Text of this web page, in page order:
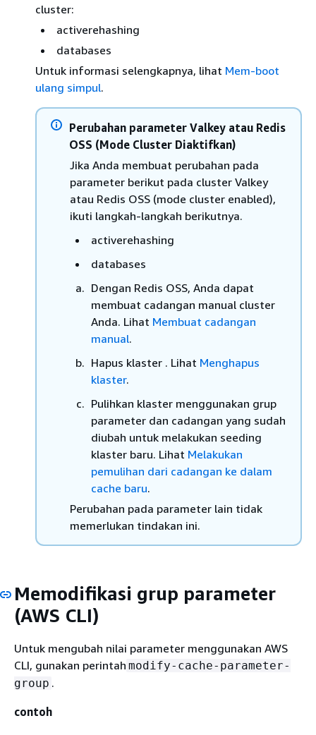
cluster:
activerehashing
databases
Untuk informasi selengkapnya, lihat Mem-boot
ulang simpul.
Perubahan parameter Valkey atau Redis
OSS (Mode Cluster Diaktifkan)
Jika Anda membuat perubahan pada
parameter berikut pada cluster Valkey
atau Redis OSS (mode cluster enabled),
ikuti langkah-langkah berikutnya.
activerehashing
databases
Dengan Redis OSS, Anda dapat
membuat cadangan manual cluster
Anda. Lihat Membuat cadangan
manual.
Hapus klaster . Lihat Menghapus
klaster.
Pulihkan klaster menggunakan grup
parameter dan cadangan yang sudah
diubah untuk melakukan seeding
klaster baru. Lihat Melakukan
pemulihan dari cadangan ke dalam
cache baru.
Perubahan pada parameter lain tidak
memerlukan tindakan ini.
Memodifikasi grup parameter
(AWS CLI)
Untuk mengubah nilai parameter menggunakan AWS
CLI, gunakan perintah modify-cache-parameter-
group .
contoh